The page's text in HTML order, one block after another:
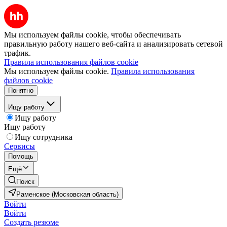
Мы используем файлы cookie, чтобы обеспечивать
правильную работу нашего веб-сайта и анализировать сетевой
трафик.
Правила использования файлов cookie
Мы используем файлы cookie. Правила использования
файлов cookie
Понятно
Ищу работу
Ищу работу
Ищу работу
Ищу сотрудника
Сервисы
Помощь
Ещё
Поиск
Раменское (Московская область)
Войти
Войти
Создать резюме